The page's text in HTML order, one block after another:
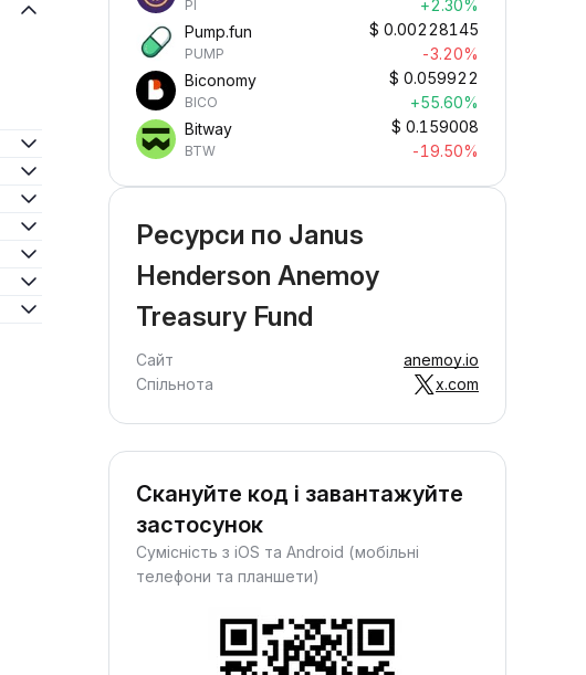
PI
+2.30%
Pump.fun
PUMP
$ 0.00228145
-3.20%
Biconomy
BICO
$ 0.059922
+55.60%
Bitway
BTW
$ 0.159008
-19.50%
Ресурси по Janus
Henderson Anemoy
Treasury Fund
Сайт
anemoy.io
Спільнота
x.com
Скануйте код і завантажуйте
застосунок
Сумісність з iOS та Android (мобільні
телефони та планшети)